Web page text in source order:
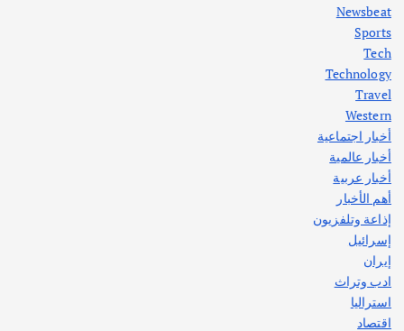
أهم الأخبار
اختتام ورشة السينوغرافيا في مدينة كلباء الاماراتية
أغسطس 3, 2026
Newsbeat
Sports
Tech
Technology
Travel
Western
أخبار اجتماعية
أخبار عالمية
أخبار عربية
أهم الأخبار
إذاعة وتلفزيون
إسرائيل
إيران
ادب وتراث
استراليا
اقتصاد